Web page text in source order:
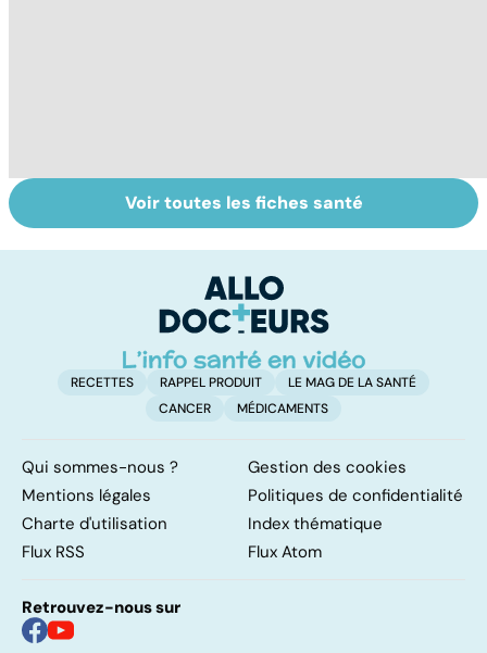
Tout savoir sur
les infections
Inflammation des
amygdales : que
d'angine ?
Voir toutes les fiches santé
RECETTES RAPPEL PRODUIT
LE MAG DE LA SANTÉ
CANCER
MÉDICAMENTS
Qui sommes-nous ?
Gestion des cookies
Mentions légales
Politiques de confidentialité
Charte d'utilisation
Index thématique
Flux RSS
Flux Atom
Retrouvez-nous sur